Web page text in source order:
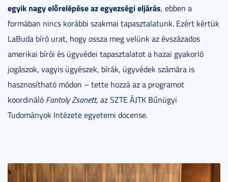
egyik nagy előrelépése az egyezségi eljárás, ebben a
formában nincs korábbi szakmai tapasztalatunk. Ezért kértük
LaBuda bíró urat, hogy ossza meg velünk az évszázados
amerikai bírói és ügyvédei tapasztalatot a hazai gyakorló
jogászok, vagyis ügyészek, bírák, ügyvédek számára is
hasznosítható módon – tette hozzá az a programot
koordináló Fantoly Zsanett, az SZTE ÁJTK Bűnügyi
Tudományok Intézete egyetemi docense.